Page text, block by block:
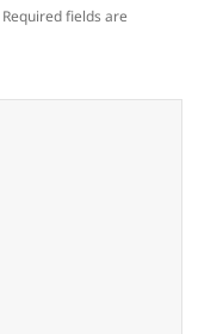
Required fields are